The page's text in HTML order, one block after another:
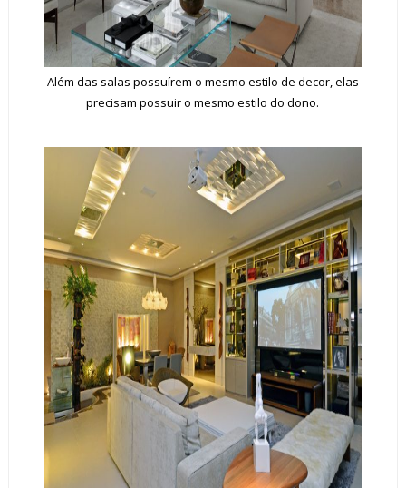
Além das salas possuírem o mesmo estilo de decor, elas
precisam possuir o mesmo estilo do dono.